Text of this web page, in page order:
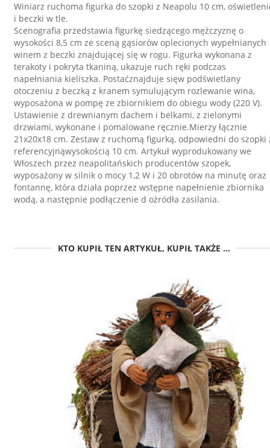
Winiarz ruchoma figurka do szopki z Neapolu 10 cm,
i beczki w tle.
Scenografia przedstawia figurkę siedzącego mężczyznę o
wysokości 8,5 cm ze sceną gąsiorów oplecionych wypełnianych
winem z beczki znajdującej się w rogu. Figurka wykonana z
terakoty i pokryta tkaniną, ukazuje ruch ręki podczas
napełniania kieliszka. Postaćznajduje sięw podświetlany
otoczeniu z beczką z kranem symulującym rozlewanie wina,
wyposażona w pompę ze zbiornikiem do obiegu wody (220 V).
Ustawienie z drewnianym dachem i belkami, z zielonymi
drzwiami, wykonane i pomalowane ręcznie.Mierzy łącznie
21x20x18 cm. Zestaw z ruchomą figurką, odpowiedni do szopki
referencyjnąwysokością 10 cm. Artykuł wyprodukowany we
Włoszech przez neapolitańskich producentów szopek,
wyposażony w silnik o mocy 1,2 W i 20 obrotów na minutę oraz
fontannę, która działa poprzez wstępne napełnienie zbiornika
wodą, a następnie podłączenie d ożródła zasilania.
KTO KUPIŁ TEN ARTYKUŁ, KUPIŁ TAKŻE ...